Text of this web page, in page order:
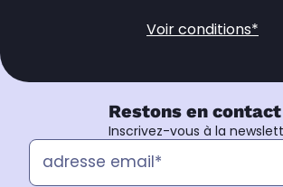
Voir conditions*
Restons en
Inscrivez-vous à la